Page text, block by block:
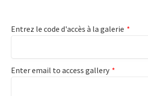
Entrez le code d'accès à la galerie *
Enter email to access gallery *